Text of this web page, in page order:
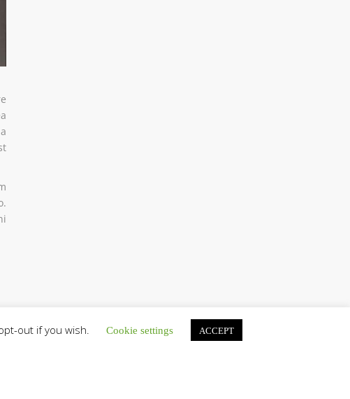
out if you wish. Cookie settings ACCEPT